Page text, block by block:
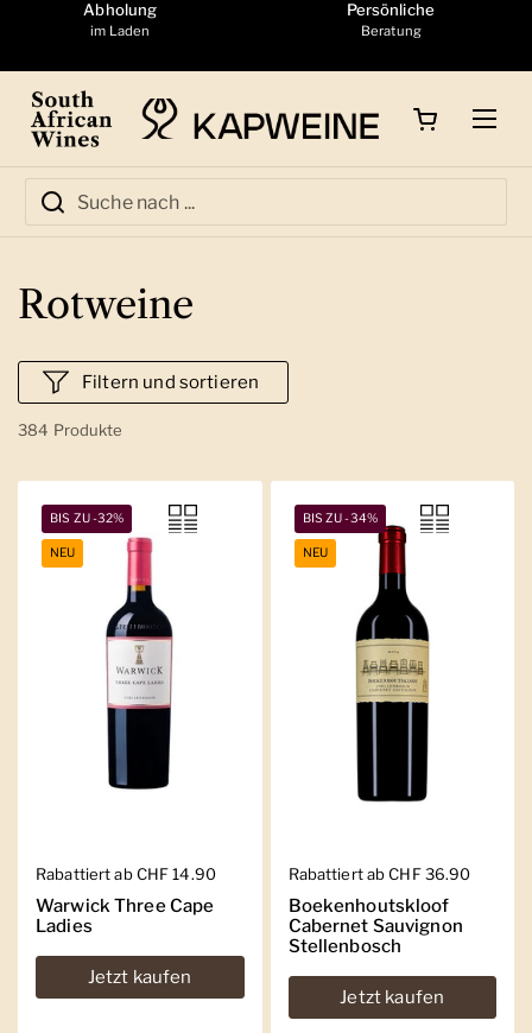
Zum Inhalt springen
Abholung
im Laden
Persönliche
Beratung
Rotweine
384 Produkte
Filtern und sortieren
Regulärer Preis
Rabattiert ab CHF 14.90
Warwick Three Cape
Ladies
Jetzt kaufen
BIS ZU -32%
NEU
Regulärer Preis
Rabattiert ab CHF 36.90
Boekenhoutskloof
Cabernet Sauvignon
Stellenbosch
Jetzt kaufen
BIS ZU -34%
NEU